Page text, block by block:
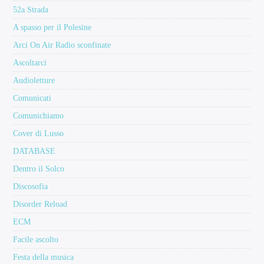
52a Strada
A spasso per il Polesine
Arci On Air Radio sconfinate
Ascoltarci
Audioletture
Comunicati
Comunichiamo
Cover di Lusso
DATABASE
Dentro il Solco
Discosofia
Disorder Reload
ECM
Facile ascolto
Festa della musica